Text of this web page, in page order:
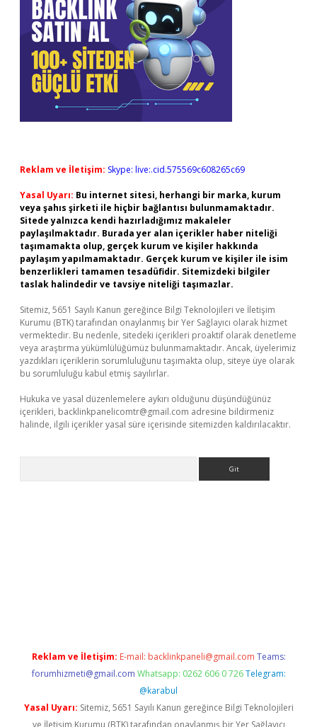
Reklam ve İletişim: Skype: live:.cid.575569c608265c69
Yasal Uyarı: Bu internet sitesi, herhangi bir marka, kurum
veya şahıs şirketi ile hiçbir bağlantısı bulunmamaktadır.
Sitede yalnızca kendi hazırladığımız makaleler
paylaşılmaktadır. Burada yer alan içerikler haber niteliği
taşımamakta olup, gerçek kurum ve kişiler hakkında
paylaşım yapılmamaktadır. Gerçek kurum ve kişiler ile isim
benzerlikleri tamamen tesadüfidir. Sitemizdeki bilgiler
taslak halindedir ve tavsiye niteliği taşımazlar.
Sitemiz, 5651 Sayılı Kanun gereğince Bilgi Teknolojileri ve İletişim
Kurumu (BTK) tarafından onaylanmış bir Yer Sağlayıcı olarak hizmet
vermektedir. Bu nedenle, sitedeki içerikleri proaktif olarak denetleme
veya araştırma yükümlülüğümüz bulunmamaktadır. Ancak, üyelerimiz
yazdıkları içeriklerin sorumluluğunu taşımakta olup, siteye üye olarak
bu sorumluluğu kabul etmiş sayılırlar.
Hukuka ve yasal düzenlemelere aykırı olduğunu düşündüğünüz
içerikleri, backlinkpanelicomtr@gmail.com adresine bildirmeniz
halinde, ilgili içerikler yasal süre içerisinde sitemizden kaldırılacaktır.
Reklam ve İletişim: E-mail: backlinkpaneli@gmail.com Teams:
forumhizmeti@gmail.com Whatsapp: 0262 606 0 726 Telegram:
@karabul
Yasal Uyarı: Sitemiz, 5651 Sayılı Kanun gereğince Bilgi Teknolojileri
ve İletişim Kurumu (BTK) tarafından onaylanmış bir Yer Sağlayıcı